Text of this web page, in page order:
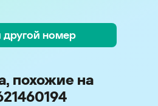
другой номер
похожие на